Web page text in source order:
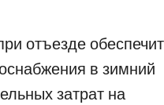
отъезде обеспечит
в зимний
затрат на